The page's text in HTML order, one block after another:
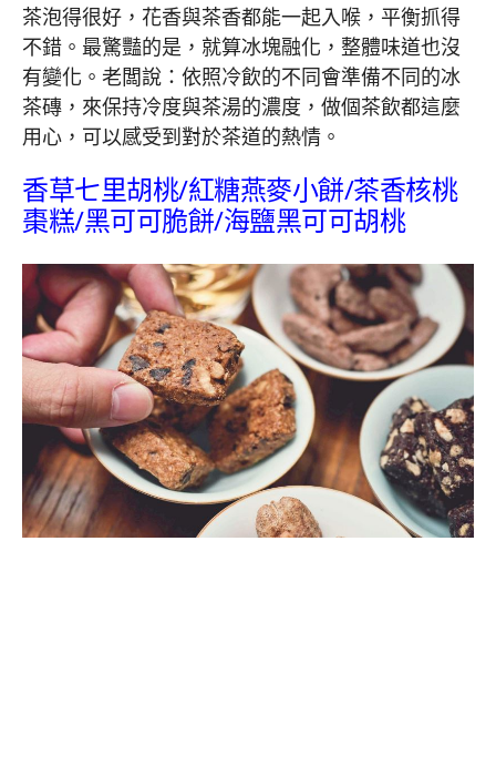
茶泡得很好，花香與茶香都能一起入喉，平衡抓得
不錯。最驚豔的是，就算冰塊融化，整體味道也沒
有變化。老闆說：依照冷飲的不同會準備不同的冰
茶磚，來保持冷度與茶湯的濃度，做個茶飲都這麼
用心，可以感受到對於茶道的熱情。
香草七里胡桃/紅糖燕麥小餅/茶香核桃
棗糕/黑可可脆餅/海鹽黑可可胡桃